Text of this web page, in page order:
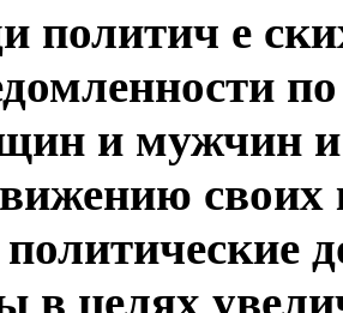
политич е
и мужчин
своих
в целях